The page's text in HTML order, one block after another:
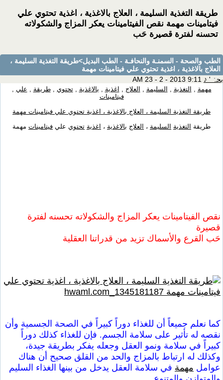
طريقة التغذية السليمة ، العلاج بالاغذية ، اغذية تحتوي علي
فيتامينات مهمة نقص الفيتامينات يعكر المزاج والشكولاته
تحسنه لفترة قصيرة حَب
الطب والصحة - السمنـة والنحافـة - الطب البديل>طريقة التغذية السليمة ،
العلاج بالاغذية ، اغذية تحتوي علي فيتامينات مهمة
بحہْ ' ♪
مهمة , التغذية , السليمة , العلاج , اغذية , بالاغذية ,تحتوي ,طريقة , علي ,
فيتامينات
طريقة التغذية السليمة ، العلاج بالاغذية ، اغذية تحتوي علي فيتامينات مهمة
طريقة التغذية السليمة ، العلاج بالاغذية ، اغذية تحتوي علي فيتامينات مهمة
نقص الفيتامينات يعكر المزاج والشكولاته تحسنه لفترة
قصيرة
حَب القرع والأسماك تزيد من قدراتنا العقلية
كما نعلم جميعاً أن للغذاء دوراً كبيراً في الصحة الجسمية وأن
نقصه له تأثير على سلامة الجسم. فإن للغذاء كذلك دوراً
كبيراً في سلامة ونمو العقل وجعله يفكر بطريقة جيدة،
وكذلك له ارتباط بالمزاج والحد من القلق صحيح أن هناك
عوامل مهمة في سلامة العقل يدخل من بينها الغذاء السليم